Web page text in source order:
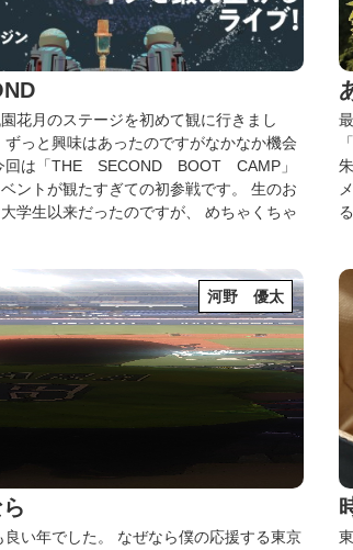
花月のステージを初めて観に行きまし
ずっと興味はあったのですがなかなか機会
回は「THE SECOND BOOT CAMP」
ントが観たすぎての初参戦です。 生のお
学生以来だったのですが、 めちゃくちゃ
河野 優太
い年でした。 なぜなら僕の応援する東京